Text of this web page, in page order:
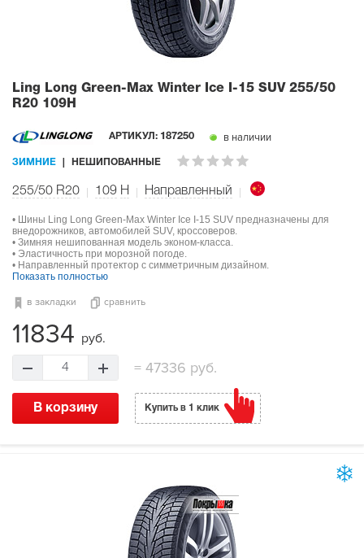
Ling Long Green-Max Winter Ice I-15 SUV 255/50
R20 109H
АРТИКУЛ: 187250 в наличии
ЗИМНИЕ НЕШИПОВАННЫЕ
255/50 R20 109 H Направленный
• Шины Ling Long Green-Max Winter Ice I-15 SUV предназначены для
внедорожников, автомобилей SUV, кроссоверов.
• Зимняя нешипованная модель эконом-класса.
• Эластичность при морозной погоде.
• Направленный протектор с симметричным дизайном.
Показать полностью
в закладки сравнить
11834 руб.
4 =47336 руб.
В корзину Купить в 1 клик